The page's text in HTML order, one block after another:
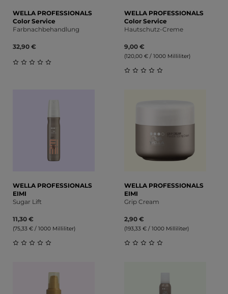
WELLA PROFESSIONALS
Color Service
Farbnachbehandlung
32,90 €
WELLA PROFESSIONALS
Color Service
Hautschutz-Creme
9,00 €
(120,00 € / 1000 Milliliter)
WELLA PROFESSIONALS
EIMI
Sugar Lift
11,30 €
(75,33 € / 1000 Milliliter)
WELLA PROFESSIONALS
EIMI
Grip Cream
2,90 €
(193,33 € / 1000 Milliliter)